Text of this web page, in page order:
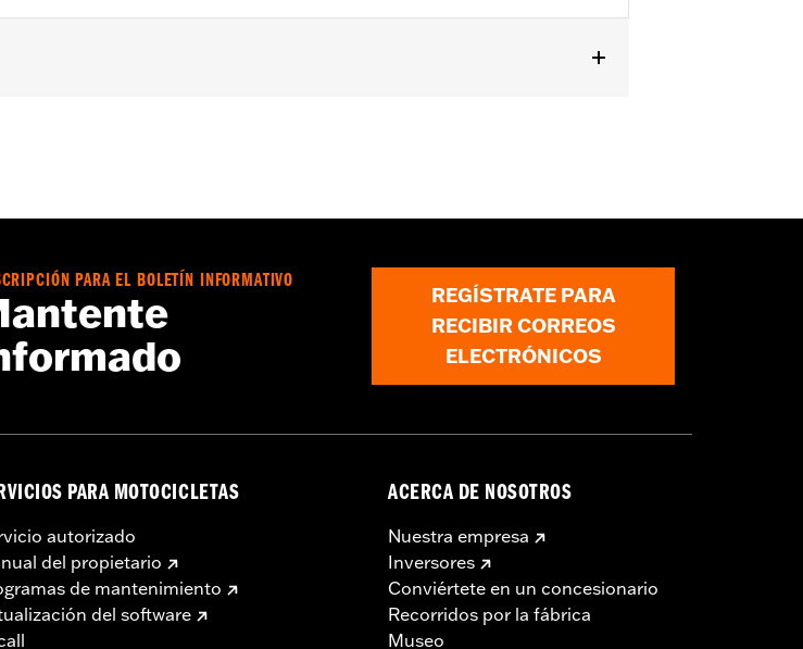
un recubrimiento azul. Este recubrimiento azul es una ayuda de
PARA EL BOLETÍN INFORMATIVO
REGÍSTRATE PARA
RECIBIR CORREOS
ELECTRÓNICOS
PARA MOTOCICLETAS
autorizado
del propietario
de mantenimiento
del software
ACERCA DE NOSOTROS
Nuestra empresa
Inversores
Conviértete en un concesionario
Recorridos por la fábrica
Museo